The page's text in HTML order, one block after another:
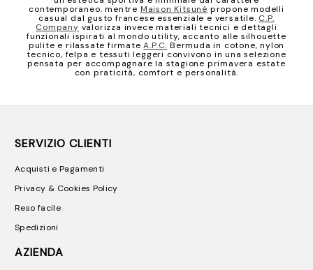
contemporaneo, mentre Maison Kitsuné propone modelli
casual dal gusto francese essenziale e versatile. C.P.
Company valorizza invece materiali tecnici e dettagli
funzionali ispirati al mondo utility, accanto alle silhouette
pulite e rilassate firmateA.P.C. Bermuda in cotone, nylon
tecnico, felpa e tessuti leggeri convivono in una selezione
pensata per accompagnare la stagione primavera estate
con praticità, comfort e personalità.
SERVIZIO CLIENTI
Acquisti e Pagamenti
Privacy & Cookies Policy
Reso facile
Spedizioni
AZIENDA